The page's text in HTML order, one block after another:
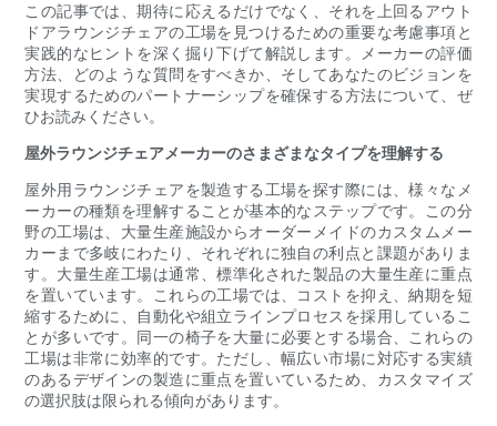
この記事では、期待に応えるだけでなく、それを上回るアウト
ドアラウンジチェアの工場を見つけるための重要な考慮事項と
実践的なヒントを深く掘り下げて解説します。メーカーの評価
方法、どのような質問をすべきか、そしてあなたのビジョンを
実現するためのパートナーシップを確保する方法について、ぜ
ひお読みください。
屋外ラウンジチェアメーカーのさまざまなタイプを理解する
屋外用ラウンジチェアを製造する工場を探す際には、様々なメ
ーカーの種類を理解することが基本的なステップです。この分
野の工場は、大量生産施設からオーダーメイドのカスタムメー
カーまで多岐にわたり、それぞれに独自の利点と課題がありま
す。大量生産工場は通常、標準化された製品の大量生産に重点
を置いています。これらの工場では、コストを抑え、納期を短
縮するために、自動化や組立ラインプロセスを採用しているこ
とが多いです。同一の椅子を大量に必要とする場合、これらの
工場は非常に効率的です。ただし、幅広い市場に対応する実績
のあるデザインの製造に重点を置いているため、カスタマイズ
の選択肢は限られる傾向があります。